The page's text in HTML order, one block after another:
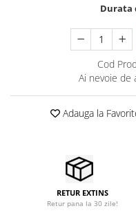
Case-uri de microfoane
Microfoane de broadcast
Microfoane de instrumente
Microfoane de masurare si
Microfoane de studio
Microfoane de Suprafata
Microfoane podcast, USB,
Microfoane pt Camere Video
Durata
Cod
Ai nevoie de
Adauga la
RETUR EXTINS
Retur pana la 30 zile!